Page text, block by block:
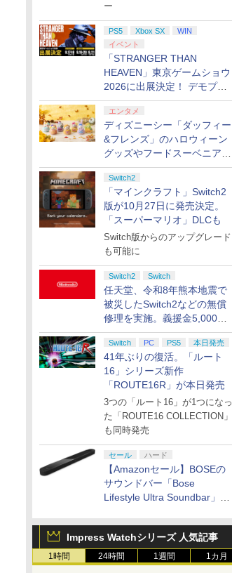
ー
PS5 Xbox SX
WIN
イベント
「STRANGER THAN
HEAVEN」東京ゲームショウ
2026に出展決定！ デモプレ
イや体験型展示も
エンタメ
ディズニーシー「ダッフィー
&フレンズ」のハロウィーン
グッズやフードスーベニアが
8月25日より発売
Switch2
「マインクラフト」Switch2
版が10月27日に発売決定。
「スーパーマリオ」DLCも
Switch版からのアップグレード
も可能に
Switch2 Switch
任天堂、令和8年熊本地震で
被災したSwitch2などの無償
修理を実施。義援金5,000万
円の寄付も発表
Switch PC PS5 本日発売
41年ぶりの復活。「ルート
16」シリーズ新作
「ROUTE16R」が本日発売
3つの「ルート16」が1つになっ
た「ROUTE16 COLLECTION」
も同時発売
セール ハード
【Amazonセール】BOSEの
サウンドバー「Bose
Lifestyle Ultra Soundbar」
Lifestyle Ultra Subwoofer」
などお買い得！
Impress Watchシリーズ 人気記事
1時間 24時間 1週間 1カ月